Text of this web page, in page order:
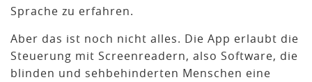
Sprache zu erfahren.
Aber das ist noch nicht alles. Die App erlaubt die
Steuerung mit Screenreadern, also Software, die
blinden und sehbehinderten Menschen eine